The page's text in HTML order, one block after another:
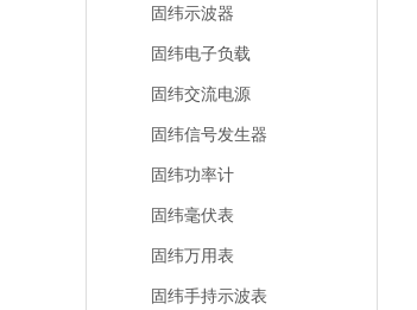
固纬示波器
固纬电子负载
固纬交流电源
固纬信号发生器
固纬功率计
固纬毫伏表
固纬万用表
固纬手持示波表